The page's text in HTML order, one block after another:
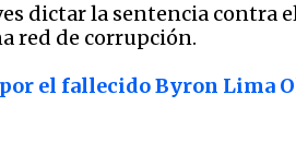
dictar la sentencia contra
red de corrupción.
el fallecido Byron Lima